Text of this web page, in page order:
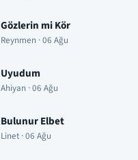
Gözlerin mi Kör
Reynmen · 06 Ağu
Uyudum
Ahiyan · 06 Ağu
Bulunur Elbet
Linet · 06 Ağu